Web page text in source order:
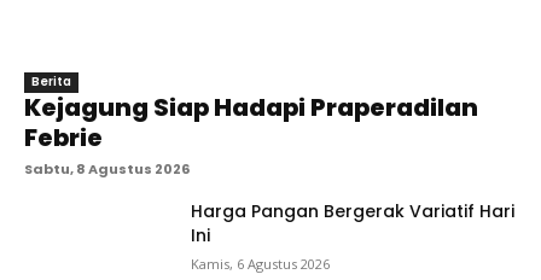
Berita
Kejagung Siap Hadapi Praperadilan
Febrie
Sabtu, 8 Agustus 2026
Harga Pangan Bergerak Variatif Hari
Ini
Kamis, 6 Agustus 2026